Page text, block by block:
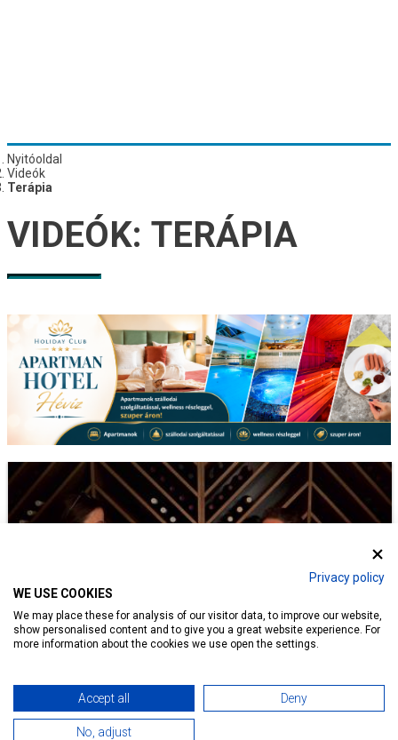
Privacy policy
WE USE COOKIES
We may place these for analysis of our visitor data, to improve our website,
show personalised content and to give you a great website experience. For
more information about the cookies we use open the settings.
Accept all Deny
No, adjust
Nyitóoldal
Videók
Terápia
VIDEÓK: TERÁPIA
Gyógyulás, prevenció, kívánságok és borozás
Hévízen